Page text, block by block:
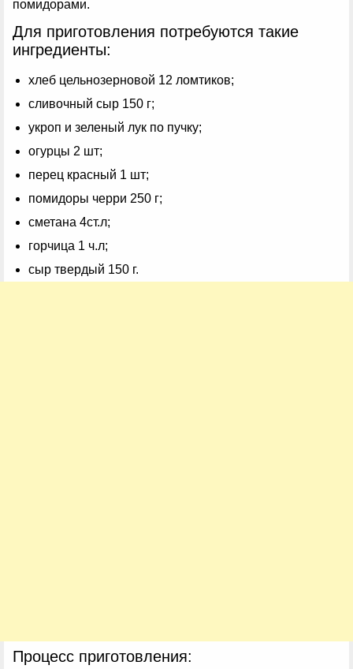
помидорами.
Для приготовления потребуются такие
ингредиенты:
хлеб цельнозерновой 12 ломтиков;
сливочный сыр 150 г;
укроп и зеленый лук по пучку;
огурцы 2 шт;
перец красный 1 шт;
помидоры черри 250 г;
сметана 4ст.л;
горчица 1 ч.л;
сыр твердый 150 г.
Процесс приготовления: